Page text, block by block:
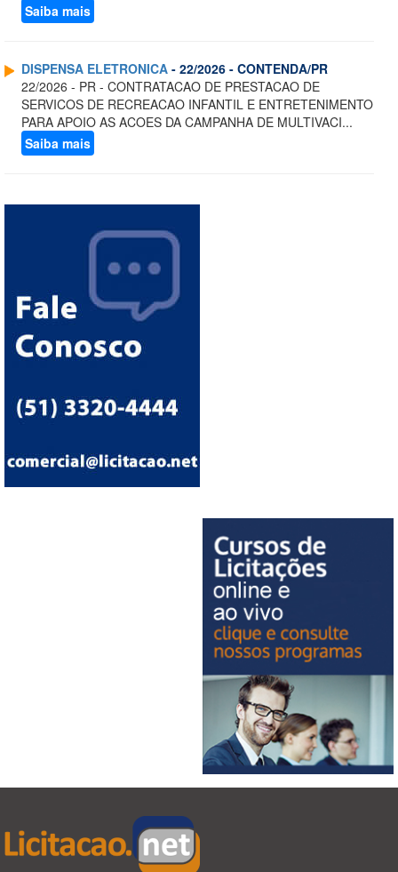
Saiba mais
DISPENSA ELETRONICA - 22/2026 - CONTENDA/PR
22/2026 - PR - CONTRATACAO DE PRESTACAO DE
SERVICOS DE RECREACAO INFANTIL E ENTRETENIMENTO
PARA APOIO AS ACOES DA CAMPANHA DE MULTIVACI...
Saiba mais